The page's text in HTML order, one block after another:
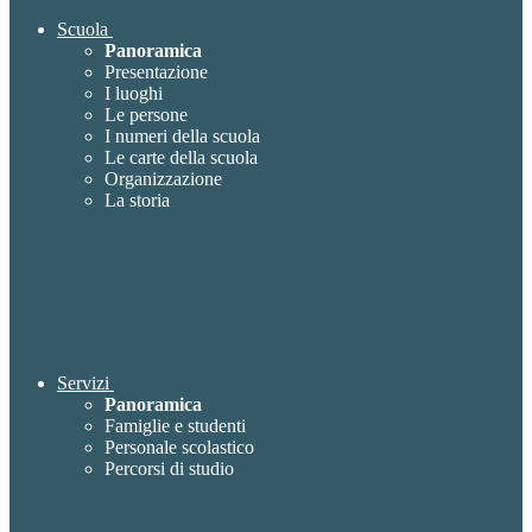
Scuola
Panoramica
Presentazione
I luoghi
Le persone
I numeri della scuola
Le carte della scuola
Organizzazione
La storia
Servizi
Panoramica
Famiglie e studenti
Personale scolastico
Percorsi di studio